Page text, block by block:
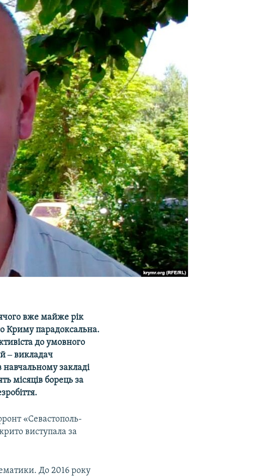
вже майже рік
Криму парадоксальна.
до умовного
‒ викладач
навчальному закладі
місяців борець за
«Севастополь-
виступала за
До 2016 року